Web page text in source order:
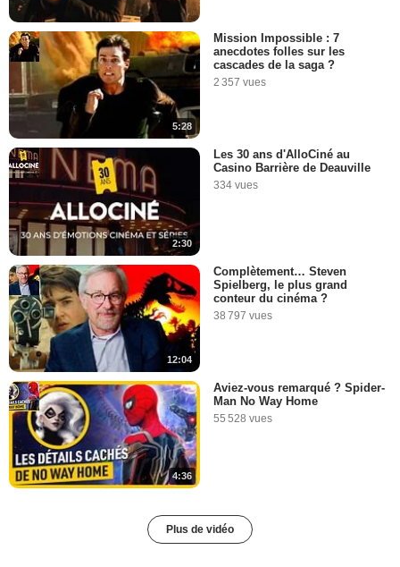
5:28
Mission Impossible : 7
anecdotes folles sur les
cascades de la saga ?
2 357 vues
2:30
Les 30 ans d'AlloCiné au
Casino Barrière de Deauville
334 vues
12:04
Complètement… Steven
Spielberg, le plus grand
conteur du cinéma ?
38 797 vues
4:36
Aviez-vous remarqué ? Spider-
Man No Way Home
55 528 vues
Plus de vidéo